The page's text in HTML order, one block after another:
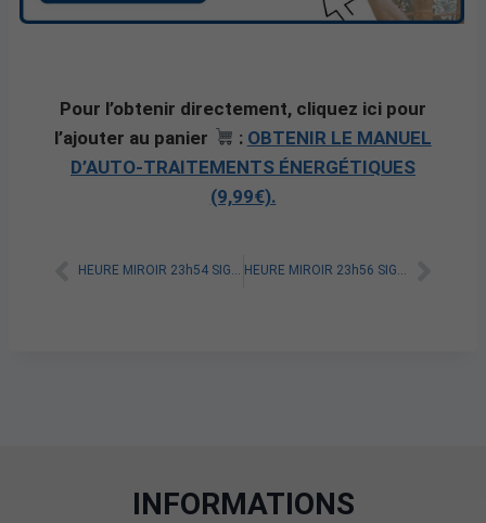
Pour l’obtenir directement, cliquez ici pour
l’ajouter au panier
: OBTENIR LE MANUEL
D’AUTO-TRAITEMENTS ÉNERGÉTIQUES
(9,99€).
HEURE MIROIR 23h54 SIGNIFICATION SPIRITUELLE [A LIRE] HEURE MIROIR 23h56 SIGNIFICATION SPIRITUELLE [A LIRE]
INFORMATIONS